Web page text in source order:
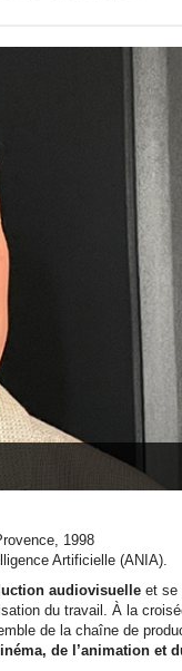
1998
Artificielle (ANIA).
audiovisuelle et se
du travail. À la
de la chaîne de
de l’animation et